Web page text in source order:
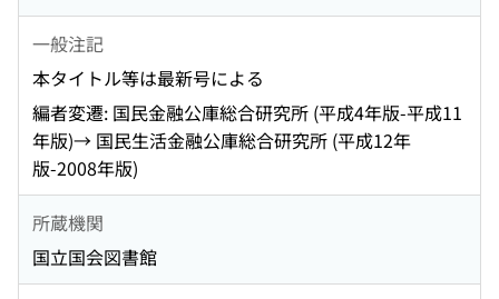
一般注記
本タイトル等は最新号による
編者変遷: 国民金融公庫総合研究所 (平成4年版-平成11
年版)→ 国民生活金融公庫総合研究所 (平成12年
版-2008年版)
所蔵機関
国立国会図書館